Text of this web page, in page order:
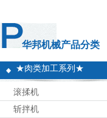
华邦机械产品分类
★肉类加工系列★
滚揉机
斩拌机